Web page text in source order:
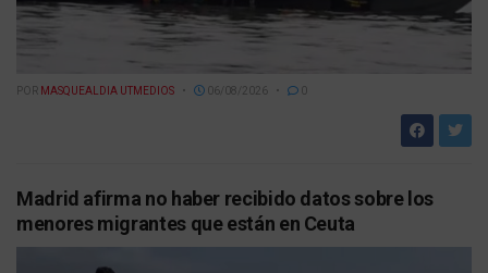
POR MASQUEALDIA UTMEDIOS 06/08/2026 0
Madrid afirma no haber recibido datos sobre los
menores migrantes que están en Ceuta